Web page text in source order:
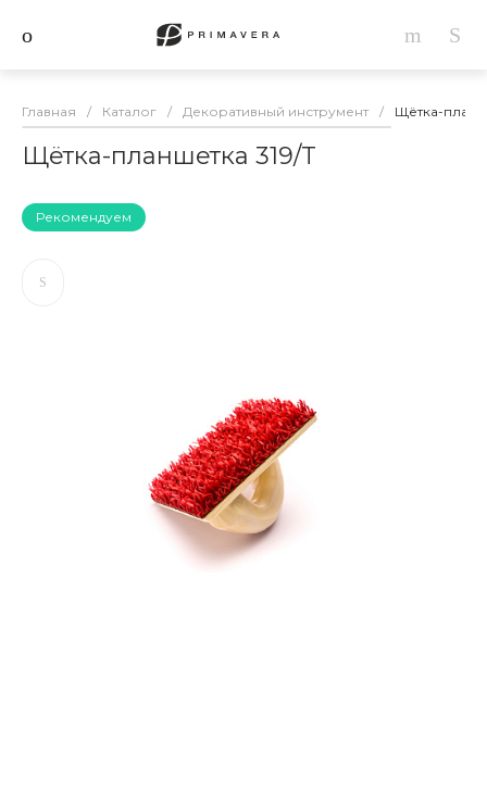
Главная / Каталог / Декоративный инструмент / Щётка-
Щётка-планшетка 319/T
Рекомендуем